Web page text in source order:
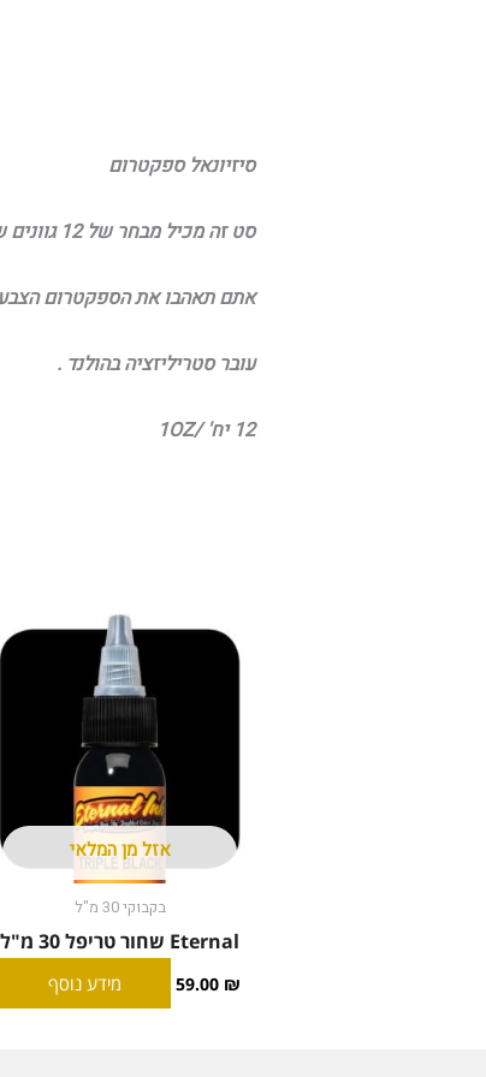
סיזיונאל ספקטרום
סט זה מכיל מבחר של 12 גוונים שנלקחו ממהלך העונות .
אתם תאהבו את הספקטרום
עובר סטריליזציה בהולנד .
12 יח' /1OZ
אזל מן המלאי
בקבוקי 30 מ"ל
Eternal שחור טריפל 30 מ"ל
59.00 ₪ מידע נוסף